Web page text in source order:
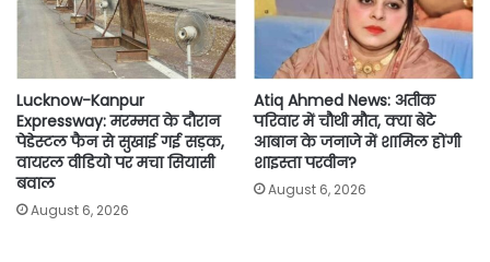
Lucknow-Kanpur
Expressway: मरम्मत के दौरान
पेडेस्टल फैन से सुखाई गई सड़क,
वायरल वीडियो पर मचा सियासी
बवाल
August 6, 2026
Atiq Ahmed News: अतीक
परिवार में चौथी मौत, क्या बेटे
आबान के जनाजे में शामिल होंगी
शाइस्ता परवीन?
August 6, 2026